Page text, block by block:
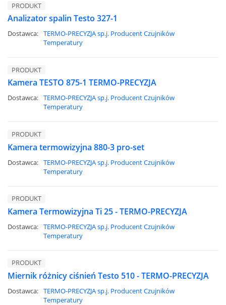
PRODUKT
Analizator spalin Testo 327-1
Dostawca: TERMO-PRECYZJA sp.j. Producent Czujników
Temperatury
PRODUKT
Kamera TESTO 875-1 TERMO-PRECYZJA
Dostawca: TERMO-PRECYZJA sp.j. Producent Czujników
Temperatury
PRODUKT
Kamera termowizyjna 880-3 pro-set
Dostawca: TERMO-PRECYZJA sp.j. Producent Czujników
Temperatury
PRODUKT
Kamera Termowizyjna Ti 25 - TERMO-PRECYZJA
Dostawca: TERMO-PRECYZJA sp.j. Producent Czujników
Temperatury
PRODUKT
Miernik różnicy ciśnień Testo 510 - TERMO-PRECYZJA
Dostawca: TERMO-PRECYZJA sp.j. Producent Czujników
Temperatury